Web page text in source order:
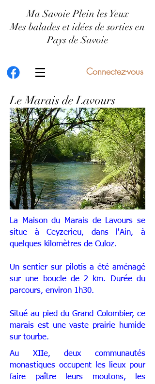
Ma Savoie Plein les Yeux
Mes balades et idées de sorties en
Pays de Savoie
Connectez-vous
Le Marais de Lavours
La Maison du Marais de Lavours se
situe à Ceyzerieu, dans l'Ain, à
quelques kilomètres de Culoz.
Un sentier sur pilotis a été aménagé
sur une boucle de 2 km. Durée du
parcours, environ 1h30.
Situé au pied du Grand Colombier, ce
marais est une vaste prairie humide
sur tourbe.
Au XIIe, deux communautés
monastiques occupent les lieux pour
faire paître leurs moutons, les